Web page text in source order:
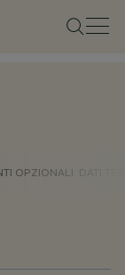
OPZIONALI